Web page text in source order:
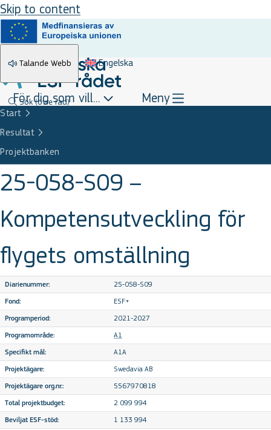
Skip to content
Talande Webb Engelska
Sök(övre rad)
För dig som vill... Meny
Start
Resultat
Projektbanken
25-058-S09 –
Kompetensutveckling för
flygets omställning
Diarienummer: 25-058-S09
Fond: ESF+
Programperiod: 2021-2027
Programområde: A1
Specifikt mål: A1A
Projektägare: Swedavia AB
Projektägare org.nr.: 5567970818
Total projektbudget: 2 099 994
Beviljat ESF-stöd: 1 133 994